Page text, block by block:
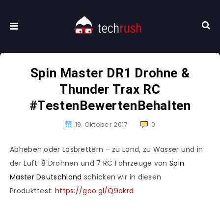
Spin Master DR1 Drohne &
Thunder Trax RC
#TestenBewertenBehalten
19. Oktober 2017 0
Abheben oder Losbrettern – zu Land, zu Wasser und in
der Luft: 8 Drohnen und 7 RC Fahrzeuge von Spin
Master Deutschland schicken wir in diesen
Produkttest: https://goo.gl/Q9okrd